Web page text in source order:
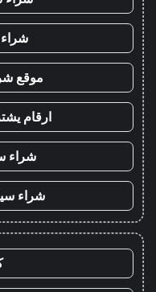
موقع
ارقام
شراء
شراء